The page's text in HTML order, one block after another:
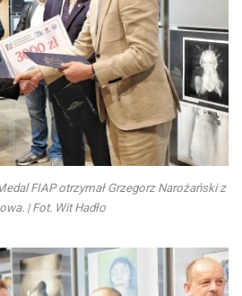
FIAP otrzymał Grzegorz Narożański z
| Fot. Wit Hadło